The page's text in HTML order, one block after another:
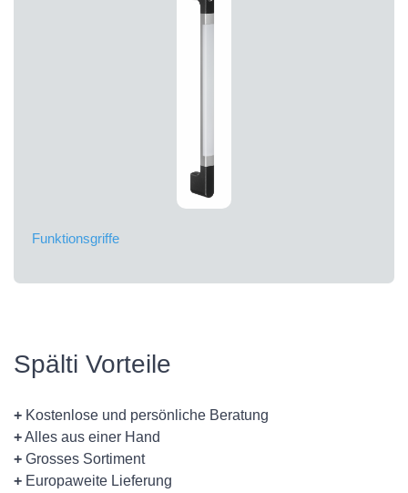
Funktionsgriffe
Spälti Vorteile
+ Kostenlose und persönliche Beratung
+Alles aus einer Hand
+ Grosses Sortiment
+ Europaweite Lieferung